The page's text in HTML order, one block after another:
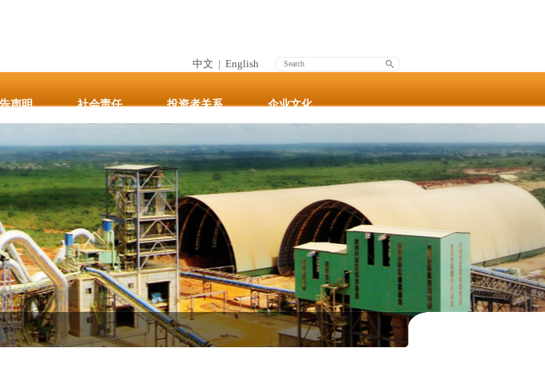
中文 | English
声明 社会责任 投资者关系 企业文化